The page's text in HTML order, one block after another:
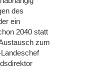
des
ein
2040 statt
zum